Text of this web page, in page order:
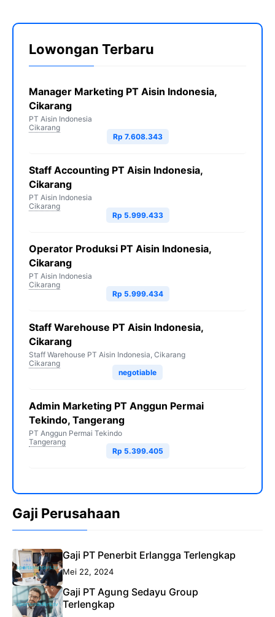
Lowongan Terbaru
Manager Marketing PT Aisin Indonesia,
Cikarang
PT Aisin Indonesia
Cikarang
Rp 7.608.343
Staff Accounting PT Aisin Indonesia,
Cikarang
PT Aisin Indonesia
Cikarang
Rp 5.999.433
Operator Produksi PT Aisin Indonesia,
Cikarang
PT Aisin Indonesia
Cikarang
Rp 5.999.434
Staff Warehouse PT Aisin Indonesia,
Cikarang
Staff Warehouse PT Aisin Indonesia, Cikarang
Cikarang
negotiable
Admin Marketing PT Anggun Permai
Tekindo, Tangerang
PT Anggun Permai Tekindo
Tangerang
Rp 5.399.405
Gaji Perusahaan
Gaji PT Penerbit Erlangga Terlengkap
Mei 22, 2024
Gaji PT Agung Sedayu Group
Terlengkap